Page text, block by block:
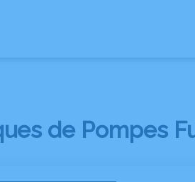
de Pompes